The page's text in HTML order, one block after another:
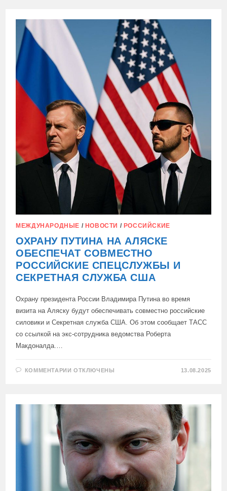
РАССКАЗАЛ,
ЗАВЕРБОВАТЬ
ЗЕЛЕНСКОГО
МЕЖДУНАРОДНЫЕ / НОВОСТИ / РОССИЙСКИЕ
ОХРАНУ ПУТИНА НА АЛЯСКЕ
ОБЕСПЕЧАТ СОВМЕСТНО
РОССИЙСКИЕ СПЕЦСЛУЖБЫ И
СЕКРЕТНАЯ СЛУЖБА США
Охрану президента России Владимира Путина во время
визита на Аляску будут обеспечивать совместно российские
силовики и Секретная служба США. Об этом сообщает ТАСС
со ссылкой на экс-сотрудника ведомства Роберта
Макдоналда.…
КОММЕНТАРИИ К
АЛЯСКЕ
ОБЕСПЕЧАТ
РОССИЙСКИЕ
СПЕЦСЛУЖБЫ
И
СЕКРЕТНАЯ
СЛУЖБА
США
ОТКЛЮЧЕНЫ 13.08.2025